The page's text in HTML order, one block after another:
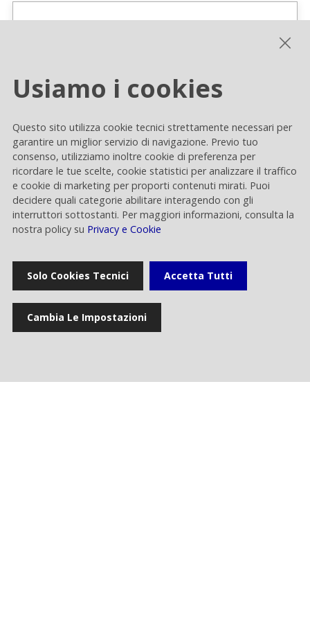
2023
2022
2021
2020
Usiamo i cookies
Questo sito utilizza cookie tecnici strettamente necessari per
garantire un miglior servizio di navigazione. Previo tuo
consenso, utilizziamo inoltre cookie di preferenza per
ricordare le tue scelte, cookie statistici per analizzare il traffico
e cookie di marketing per proporti contenuti mirati. Puoi
decidere quali categorie abilitare interagendo con gli
interruttori sottostanti. Per maggiori informazioni, consulta la
nostra policy su Privacy e Cookie
Solo Cookies Tecnici Accetta Tutti
Cambia Le Impostazioni